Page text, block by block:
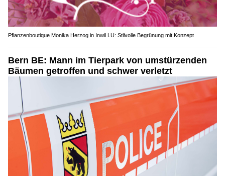
Pflanzenboutique Monika Herzog in Inwil LU: Stilvolle Begrünung mit Konzept
Bern BE: Mann im Tierpark von umstürzenden
Bäumen getroffen und schwer verletzt